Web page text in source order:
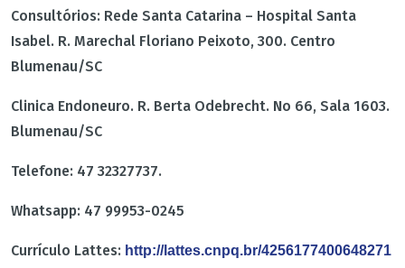
Consultórios: Rede Santa Catarina – Hospital Santa
Isabel. R. Marechal Floriano Peixoto, 300. Centro
Blumenau/SC
Clinica Endoneuro. R. Berta Odebrecht. No 66, Sala 1603.
Blumenau/SC
Telefone: 47 32327737.
Whatsapp: 47 99953-0245
Currículo Lattes: http://lattes.cnpq.br/4256177400648271